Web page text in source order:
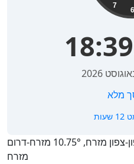
6
7
59.91° צפון-צפון מזרח, 10.75° מזרח-דרום
מזרח